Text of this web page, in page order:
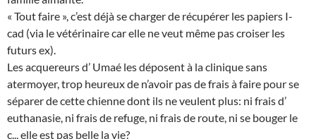
« Tout faire », c’est déjà se charger de récupérer les papiers I-
cad (via le vétérinaire car elle ne veut même pas croiser les
futurs ex).
Les acquereurs d’ Umaé les déposent à la clinique sans
atermoyer, trop heureux de n’avoir pas de frais à faire pour se
séparer de cette chienne dont ils ne veulent plus: ni frais d’
euthanasie, ni frais de refuge, ni frais de route, ni se bouger le
c.., elle est pas belle la vie?